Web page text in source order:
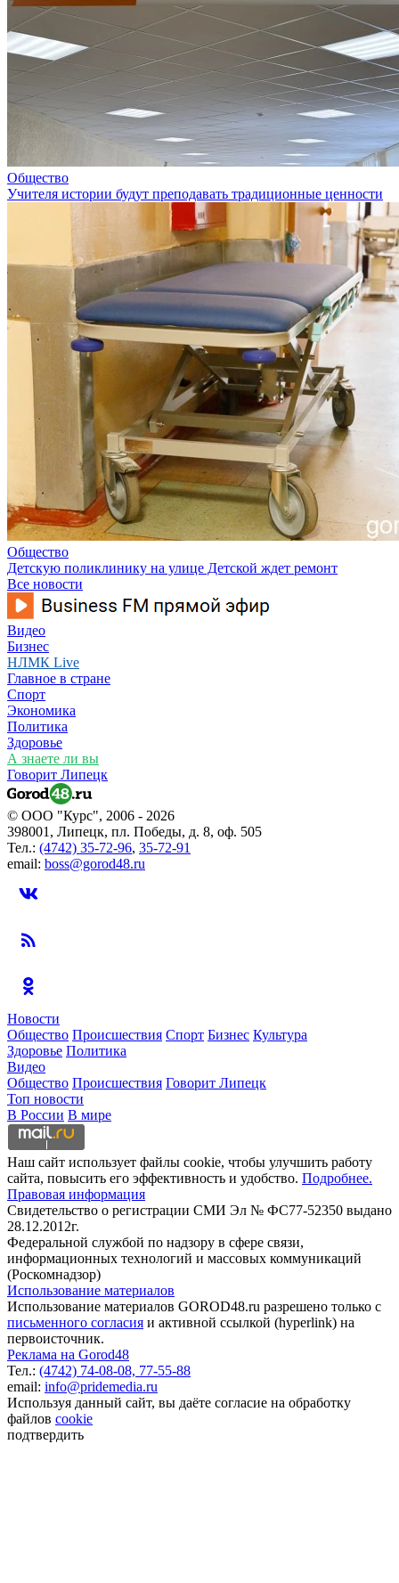
Общество
Учителя истории будут преподавать традиционные ценности
Общество
Детскую поликлинику на улице Детской ждет ремонт
Все новости
Видео
Бизнес
НЛМК Live
Главное в стране
Спорт
Экономика
Политика
Здоровье
А знаете ли вы
Говорит Липецк
© ООО "Курс", 2006 - 2026
398001, Липецк, пл. Победы, д. 8, оф. 505
Тел.: (4742) 35-72-96, 35-72-91
email: boss@gorod48.ru
Новости
Общество Происшествия Спорт Бизнес Культура
Здоровье Политика
Видео
Общество Происшествия Говорит Липецк
Топ новости
В России В мире
Наш сайт использует файлы cookie, чтобы улучшить работу
сайта, повысить его эффективность и удобство. Подробнее.
Правовая информация
Свидетельство о регистрации СМИ Эл № ФС77-52350 выдано
28.12.2012г.
Федеральной службой по надзору в сфере связи,
информационных технологий и массовых коммуникаций
(Роскомнадзор)
Использование материалов
Использование материалов GOROD48.ru разрешено только с
письменного согласия и активной ссылкой (hyperlink) на
первоисточник.
Реклама на Gorod48
Тел.: (4742) 74-08-08, 77-55-88
email: info@pridemedia.ru
Используя данный сайт, вы даёте согласие на обработку
файлов cookie
подтвердить